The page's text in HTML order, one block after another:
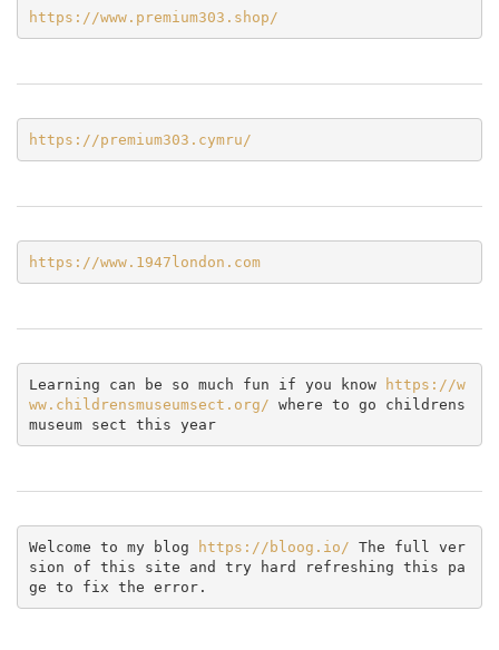
https://www.premium303.shop/
https://premium303.cymru/
https://www.1947london.com
Learning can be so much fun if you know
https://w
ww.childrensmuseumsect.org/ where to go childrens
museum sect this year
Welcome to my blog https://bloog.io/ The full ver
sion of this site and try hard refreshing this pa
ge to fix the error.